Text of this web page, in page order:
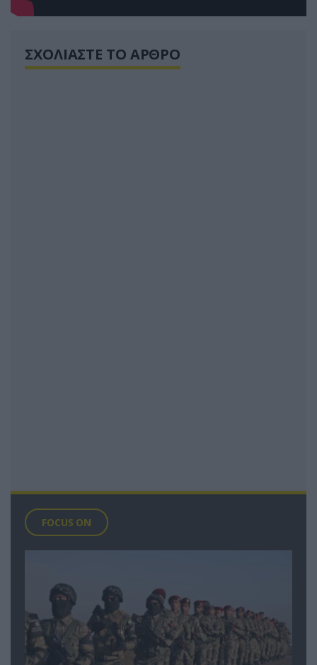
ΣΧΟΛΙΑΣΤΕ ΤΟ ΑΡΘΡΟ
FOCUS ON